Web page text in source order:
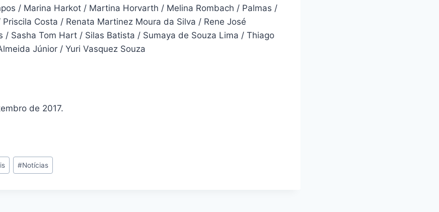
/ Marina Harkot / Martina Horvarth / Melina Rombach / Palmas /
Priscila Costa / Renata Martinez Moura da Silva / Rene José
/ Sasha Tom Hart / Silas Batista / Sumaya de Souza Lima / Thiago
Júnior / Yuri Vasquez Souza
de 2017.
#Notícias